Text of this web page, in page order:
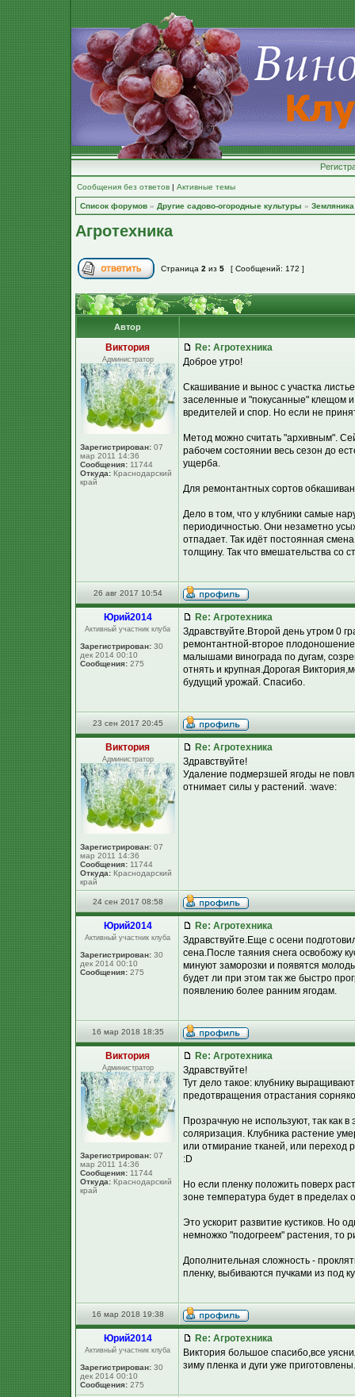
Сообщения без ответов | Активные темы
Список форумов » Другие садово-огородные культуры »
Агротехника
Страница 2 из 5 [ Сообщений: 172 ]
Автор
Виктория
Администратор
Зарегистрирован: 07
мар 2011 14:36
Сообщения: 11744
Откуда: Краснодарский
край
Re: Агротехника
Доброе утро!
Скашивание и вынос с участка
заселенные и "покусанные" клещом
вредителей и спор. Но если не
Метод можно считать "архивным".
рабочем состоянии весь сезон до
ущерба.
Для ремонтантных сортов
Дело в том, что у клубники самые
периодичностью. Они незаметно
отпадает. Так идёт постоянная
толщину. Так что вмешательства со
26 авг 2017 10:54
Юpий2014
Активный участник клуба
Зарегистрирован: 30
дек 2014 00:10
Сообщения: 275
Re: Агротехника
Здравствуйте.Второй день утром 0
ремонтантной-второе
малышами винограда по дугам,
отнять и крупная.Дорогая
будущий урожай. Спасибо.
23 сен 2017 20:45
Виктория
Администратор
Зарегистрирован: 07
мар 2011 14:36
Сообщения: 11744
Откуда: Краснодарский
край
Re: Агротехника
Здравствуйте!
Удаление подмерзшей ягоды не
отнимает силы у растений. :wave:
24 сен 2017 08:58
Юpий2014
Активный участник клуба
Зарегистрирован: 30
дек 2014 00:10
Сообщения: 275
Re: Агротехника
Здравствуйте.Еще с осени
сена.После таяния снега освобожу
минуют заморозки и появятся
будет ли при этом так же быстро
появлению более ранним ягодам.
16 мар 2018 18:35
Виктория
Администратор
Зарегистрирован: 07
мар 2011 14:36
Сообщения: 11744
Откуда: Краснодарский
край
Re: Агротехника
Здравствуйте!
Тут дело такое: клубнику
предотвращения отрастания
Прозрачную не используют, так как
соляризация. Клубника растение
или отмирание тканей, или переход
:D
Но если пленку положить поверх
зоне температура будет в пределах
Это ускорит развитие кустиков. Но
немножко "подогреем" растения, то
Дополнительная сложность -
пленку, выбиваются пучками из под
16 мар 2018 19:38
Юpий2014
Активный участник клуба
Зарегистрирован: 30
дек 2014 00:10
Сообщения: 275
Re: Агротехника
Виктория большое спасибо,все
зиму пленка и дуги уже приготовлены.